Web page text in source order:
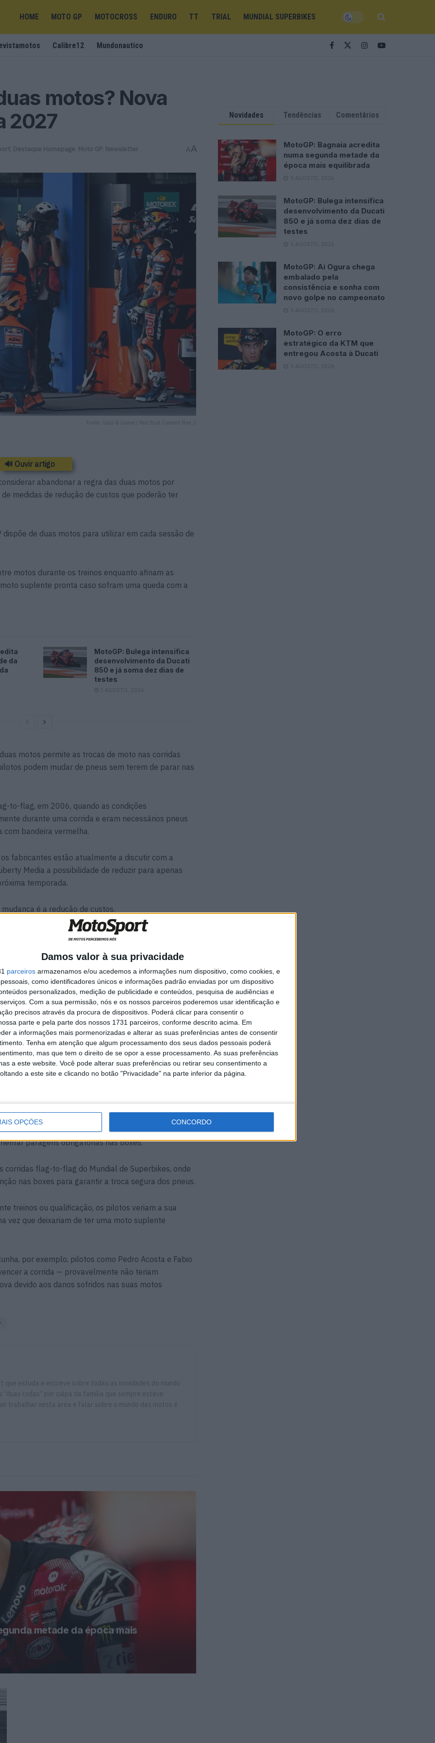
Damos valor à sua privacidade
parceiros armazenamos e/ou acedemos a informações num dispositivo, como cookies, e
como identificadores únicos e informações padrão enviadas por um dispositivo
personalizados, medição de publicidade e conteúdos, pesquisa de audiências e
Com a sua permissão, nós e os nossos parceiros poderemos usar identificação e
precisos através da procura de dispositivos. Poderá clicar para consentir o
parte e pela parte dos nossos 1731 parceiros, conforme descrito acima. Em
a informações mais pormenorizadas e alterar as suas preferências antes de consentir
Tenha em atenção que algum processamento dos seus dados pessoais poderá
mas que tem o direito de se opor a esse processamento. As suas preferências
a este website. Você pode alterar suas preferências ou retirar seu consentimento a
a este site e clicando no botão "Privacidade" na parte inferior da página.
OPÇÕES CONCORDO
HOME MOTO GP MOTOCROSS ENDURO TT TRIAL MUNDIAL SUPERBIKES
Calibre12 Mundonautico
motos? Nova
2027
Destaque Homepage Moto GP Newsletter AA
Fonte: Gold & Goose / Red Bull Content Pool //
🔊 Ouvir artigo
abandonar a regra das duas motos por
medidas de redução de custos que poderão ter
de duas motos para utilizar em cada sessão de
motos durante os treinos enquanto afinam as
suplente pronta caso sofram uma queda com a
da
MotoGP: Bulega intensifica
desenvolvimento da Ducati
850 e já soma dez dias de
testes
5 AGOSTO, 2026
motos permite as trocas de moto nas corridas
podem mudar de pneus sem terem de parar nas
to-flag, em 2006, quando as condições
durante uma corrida e eram necessários pneus
com bandeira vermelha.
fabricantes estão atualmente a discutir com a
Media a possibilidade de reduzir para apenas
temporada.
é a redução de custos.
terá ainda de ser aprovada pela Grand Prix
motorizado por permitir que cada piloto tenha duas
uma moto está em vigor desde 2010.
utiliza apenas uma moto, embora exista uma
demasiado danificada. No entanto, o uso dessa
pela direção técnica.
na MotoGP seria nas corridas à chuva.
moto conforme as condições da pista mudam.
MotoGP teria de voltar a interromper corridas em
paragens obrigatórias nas boxes.
corridas flag-to-flag do Mundial de Superbikes, onde
nas boxes para garantir a troca segura dos pneus.
treinos ou qualificação, os pilotos veriam a sua
vez que deixariam de ter uma moto suplente
por exemplo, pilotos como Pedro Acosta e Fabio
a corrida — provavelmente não teriam
devido aos danos sofridos nas suas motos
estuda e escreve sobre todas as novidades do mundo
“duas rodas” por culpa da família que sempre esteve
trabalhar nesta área e falar sobre o mundo das motos é
metade da época mais
Novidades Tendências Comentários
MotoGP: Bagnaia acredita
numa segunda metade da
época mais equilibrada
5 AGOSTO, 2026
MotoGP: Bulega intensifica
desenvolvimento da Ducati
850 e já soma dez dias de
testes
5 AGOSTO, 2026
MotoGP: Ai Ogura chega
embalado pela
consistência e sonha com
novo golpe no campeonato
5 AGOSTO, 2026
MotoGP: O erro
estratégico da KTM que
entregou Acosta à Ducati
5 AGOSTO, 2026